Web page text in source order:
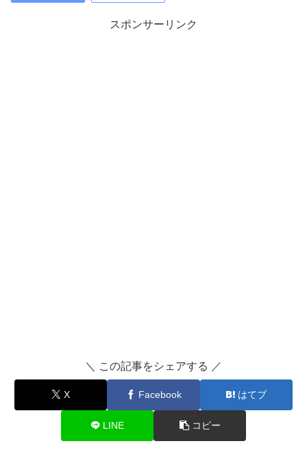
スポンサーリンク
＼ この記事をシェアする ／
X Facebook はてブ
LINE コピー